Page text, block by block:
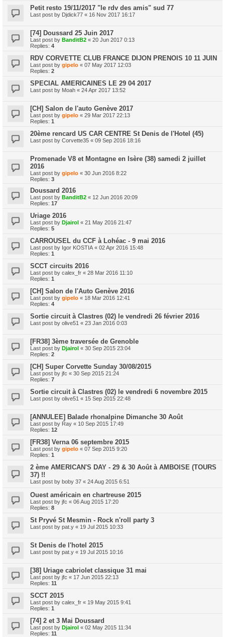
Petit resto 19/11/2017 "le rdv des amis" sud 77
Last post by Djdick77 « 16 Nov 2017 16:17
[74] Doussard 25 Juin 2017
Last post by BanditB2 « 20 Jun 2017 0:13
Replies: 4
RDV CORVETTE CLUB FRANCE DIJON PRENOIS 10 11 JUIN
Last post by gipelo « 07 May 2017 12:03
Replies: 2
SPECIAL AMERICAINES LE 29 04 2017
Last post by Moah « 24 Apr 2017 13:52
[CH] Salon de l'auto Genève 2017
Last post by gipelo « 29 Mar 2017 22:13
Replies: 1
20ème rencard US CAR CENTRE St Denis de l'Hotel (45)
Last post by Corvette35 « 09 Sep 2016 18:16
Promenade V8 et Montagne en Isère (38) samedi 2 juillet
2016
Last post by gipelo « 30 Jun 2016 8:22
Replies: 3
Doussard 2016
Last post by BanditB2 « 12 Jun 2016 20:09
Replies: 17
Uriage 2016
Last post by Djairol « 21 May 2016 21:47
Replies: 5
CARROUSEL du CCF à Lohéac - 9 mai 2016
Last post by Igor KOSTIA « 02 Apr 2016 15:48
Replies: 1
SCCT circuits 2016
Last post by calex_fr « 28 Mar 2016 11:10
Replies: 1
[CH] Salon de l'Auto Genève 2016
Last post by gipelo « 18 Mar 2016 12:41
Replies: 4
Sortie circuit à Clastres (02) le vendredi 26 février 2016
Last post by olive51 « 23 Jan 2016 0:03
[FR38] 3ème traversée de Grenoble
Last post by Djairol « 30 Sep 2015 23:04
Replies: 2
[CH] Super Corvette Sunday 30/08/2015
Last post by jfc « 30 Sep 2015 21:24
Replies: 7
Sortie circuit à Clastres (02) le vendredi 6 novembre 2015
Last post by olive51 « 15 Sep 2015 22:48
[ANNULEE] Balade rhonalpine Dimanche 30 Août
Last post by Ray « 10 Sep 2015 17:49
Replies: 12
[FR38] Verna 06 septembre 2015
Last post by gipelo « 07 Sep 2015 9:20
Replies: 1
2 ème AMERICAN'S DAY - 29 & 30 Août à AMBOISE (TOURS
37) !!
Last post by boby 37 « 24 Aug 2015 6:51
Ouest américain en chartreuse 2015
Last post by jfc « 06 Aug 2015 17:20
Replies: 8
St Pryvé St Mesmin - Rock n'roll party 3
Last post by pat.y « 19 Jul 2015 10:33
St Denis de l'hotel 2015
Last post by pat.y « 19 Jul 2015 10:16
[38] Uriage cabriolet classique 31 mai
Last post by jfc « 17 Jun 2015 22:13
Replies: 11
SCCT 2015
Last post by calex_fr « 19 May 2015 9:41
Replies: 1
[74] 2 et 3 Mai Doussard
Last post by Djairol « 02 May 2015 11:34
Replies: 11